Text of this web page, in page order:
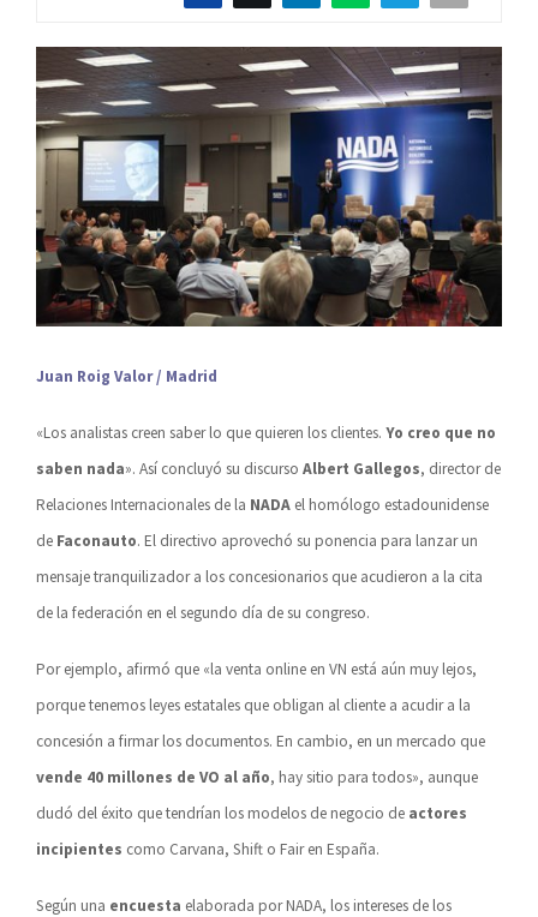
Juan Roig Valor / Madrid
«Los analistas creen saber lo que quieren los clientes. Yo creo que no
saben nada». Así concluyó su discurso Albert Gallegos, director de
Relaciones Internacionales de la NADA el homólogo estadounidense
de Faconauto. El directivo aprovechó su ponencia para lanzar un
mensaje tranquilizador a los concesionarios que acudieron a la cita
de la federación en el segundo día de su congreso.
Por ejemplo, afirmó que «la venta online en VN está aún muy lejos,
porque tenemos leyes estatales que obligan al cliente a acudir a la
concesión a firmar los documentos. En cambio, en un mercado que
vende 40 millones de VO al año, hay sitio para todos», aunque
dudó del éxito que tendrían los modelos de negocio de actores
incipientes como Carvana, Shift o Fair en España.
Según una encuesta elaborada por NADA, los intereses de los